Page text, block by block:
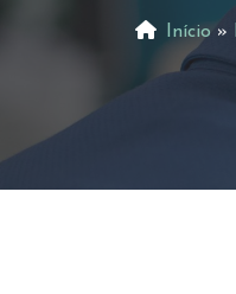
Início »